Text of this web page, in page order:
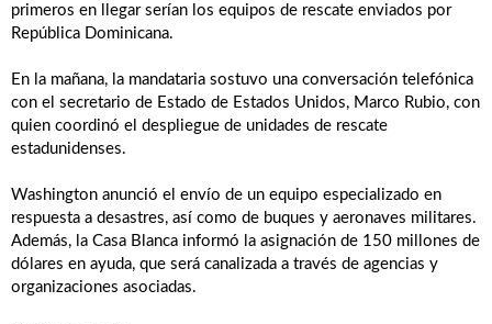
primeros en llegar serían los equipos de rescate enviados por
República Dominicana.
En la mañana, la mandataria sostuvo una conversación telefónica
con el secretario de Estado de Estados Unidos, Marco Rubio, con
quien coordinó el despliegue de unidades de rescate
estadunidenses.
Washington anunció el envío de un equipo especializado en
respuesta a desastres, así como de buques y aeronaves militares.
Además, la Casa Blanca informó la asignación de 150 millones de
dólares en ayuda, que será canalizada a través de agencias y
organizaciones asociadas.